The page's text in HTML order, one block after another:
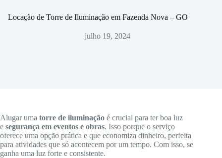
Locação de Torre de Iluminação em Fazenda Nova – GO
julho 19, 2024
Alugar uma torre de iluminação é crucial para ter boa luz
e segurança em eventos e obras. Isso porque o serviço
oferece uma opção prática e que economiza dinheiro, perfeita
para atividades que só acontecem por um tempo. Com isso, se
ganha uma luz forte e consistente.